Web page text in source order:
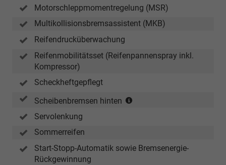
Motorschleppmomentregelung (MSR)
Multikollisionsbremsassistent (MKB)
Reifendrucküberwachung
Reifenmobilitätsset (Reifenpannenspray inkl.
Kompressor)
Scheckheftgepflegt
Scheibenbremsen hinten
TSI
Servolenkung
Sommerreifen
Start-Stopp-Automatik sowie Bremsenergie-
Rückgewinnung